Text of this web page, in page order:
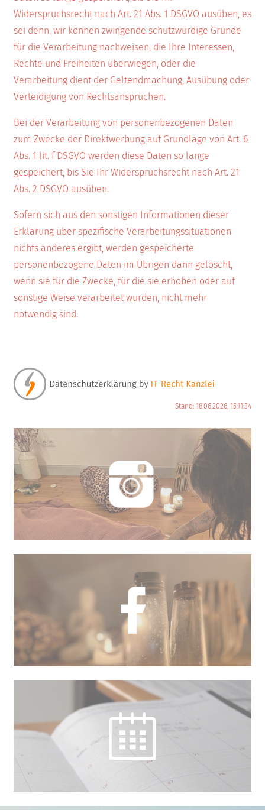
Widerspruchsrecht nach Art. 21 Abs. 1 DSGVO ausüben, es
sei denn, wir können zwingende schutzwürdige Gründe
für die Verarbeitung nachweisen, die Ihre Interessen,
Rechte und Freiheiten überwiegen, oder die
Verarbeitung dient der Geltendmachung, Ausübung oder
Verteidigung von Rechtsansprüchen.
Bei der Verarbeitung von personenbezogenen Daten
zum Zwecke der Direktwerbung auf Grundlage von Art. 6
Abs. 1 lit. f DSGVO werden diese Daten so lange
gespeichert, bis Sie Ihr Widerspruchsrecht nach Art. 21
Abs. 2 DSGVO ausüben.
Sofern sich aus den sonstigen Informationen dieser
Erklärung über spezifische Verarbeitungssituationen
nichts anderes ergibt, werden gespeicherte
personenbezogene Daten im Übrigen dann gelöscht,
wenn sie für die Zwecke, für die sie erhoben oder auf
sonstige Weise verarbeitet wurden, nicht mehr
notwendig sind.
Stand: 18.06.2026, 15:11:34